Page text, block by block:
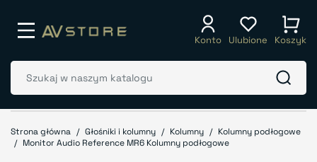
Konto Ulubione Koszyk
Strona główna Głośniki i kolumny Kolumny
Kolumny podłogowe
Monitor Audio Reference MR6 Kolumny podłogowe